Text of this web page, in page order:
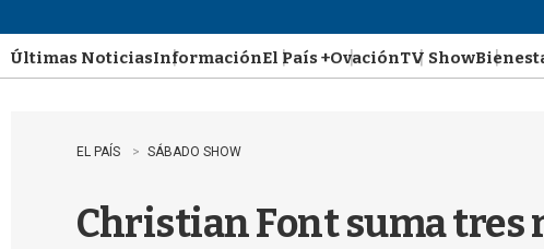
u
Últimas NoticiasInformaciónEl País +OvaciónTV Show
EL PAÍS SÁBADO SHOW
Christian Font suma tres